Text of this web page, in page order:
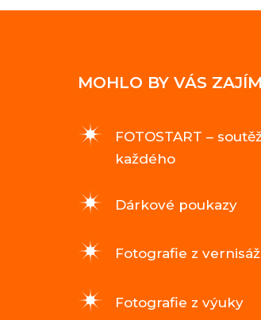
MOHLO BY VÁS
FOTOSTART –
každého
Dárkové poukazy
Fotografie z
Fotografie z výuky